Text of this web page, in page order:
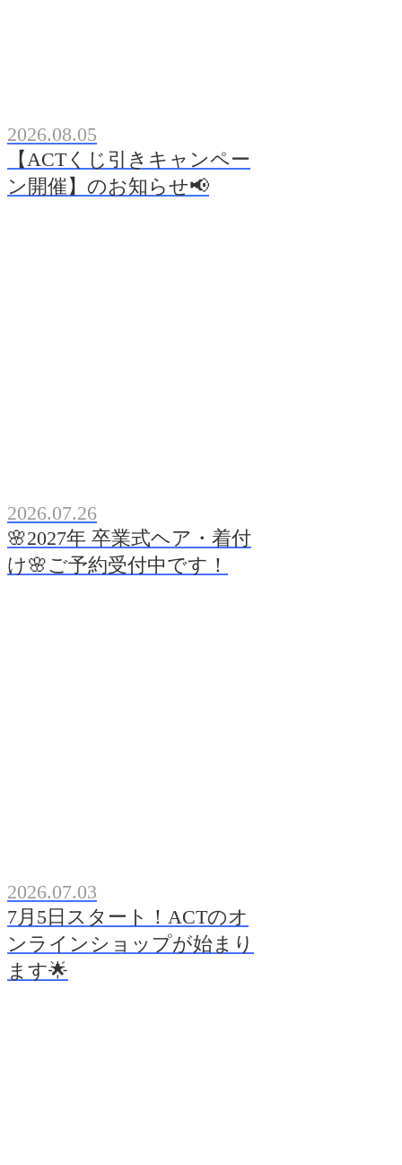
2026.08.05
【ACTくじ引きキャンペー
ン開催】のお知らせ📢
2026.07.26
🌸2027年 卒業式ヘア・着付
け🌸ご予約受付中です！
2026.07.03
7月5日スタート！ACTのオ
ンラインショップが始まり
ます🌟